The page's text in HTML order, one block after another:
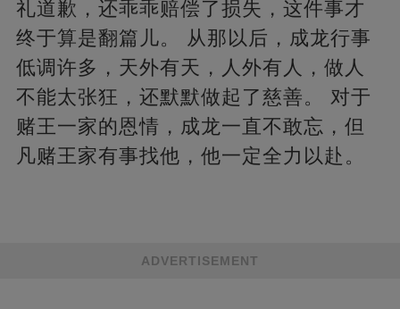
礼道歉，还乖乖赔偿了损失，这件事才
终于算是翻篇儿。 从那以后，成龙行事
低调许多，天外有天，人外有人，做人
不能太张狂，还默默做起了慈善。 对于
赌王一家的恩情，成龙一直不敢忘，但
凡赌王家有事找他，他一定全力以赴。
ADVERTISEMENT